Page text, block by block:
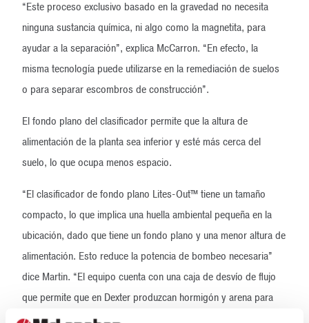
“Este proceso exclusivo basado en la gravedad no necesita
ninguna sustancia química, ni algo como la magnetita, para
ayudar a la separación”, explica McCarron. “En efecto, la
misma tecnología puede utilizarse en la remediación de suelos
o para separar escombros de construcción”.
El fondo plano del clasificador permite que la altura de
alimentación de la planta sea inferior y esté más cerca del
suelo, lo que ocupa menos espacio.
“El clasificador de fondo plano Lites-Out™ tiene un tamaño
compacto, lo que implica una huella ambiental pequeña en la
ubicación, dado que tiene un fondo plano y una menor altura de
alimentación. Esto reduce la potencia de bombeo necesaria”
dice Martin. “El equipo cuenta con una caja de desvío de flujo
que permite que en Dexter produzcan hormigón y arena para
mampostería en forma simultánea, lo que les ahorra tiempo,